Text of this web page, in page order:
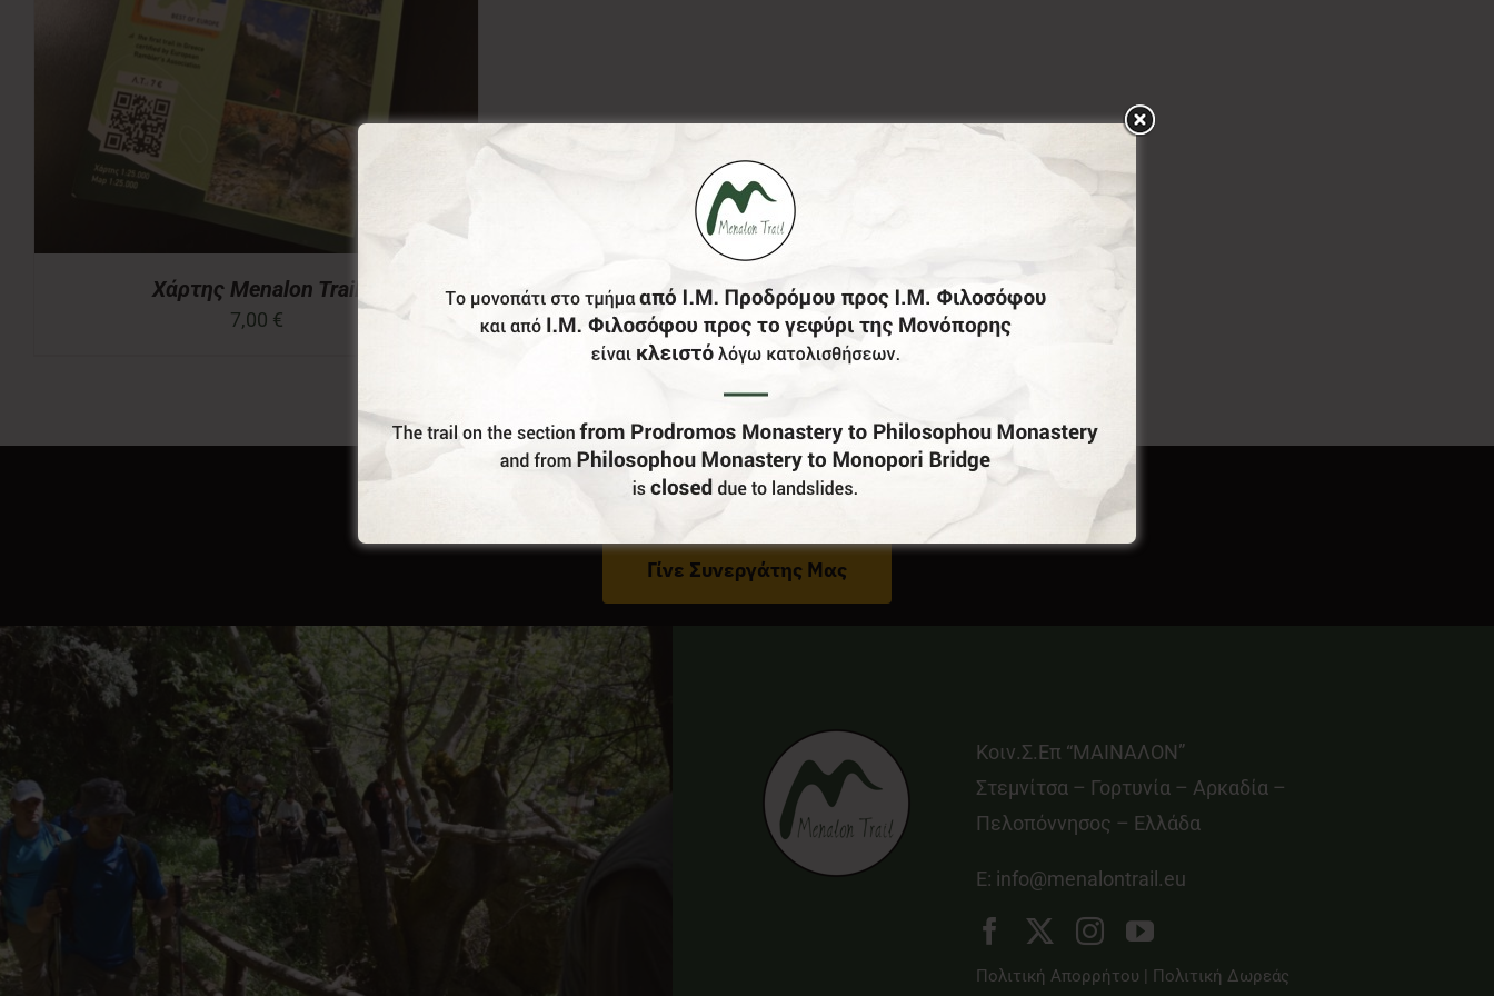
Χάρτης Menalon Trail
7,00 €
Έχεις Επιχείρηση Στο Δήμο Γορτυνίας;
Γίνε Συνεργάτης Μας
Κοιν.Σ.Επ “ΜΑΙΝΑΛΟΝ”
Στεμνίτσα – Γορτυνία – Αρκαδία –
Πελοπόννησος – Ελλάδα
E: info@menalontrail.eu
Πολιτική Απορρήτου | Πολιτική Δωρεάς